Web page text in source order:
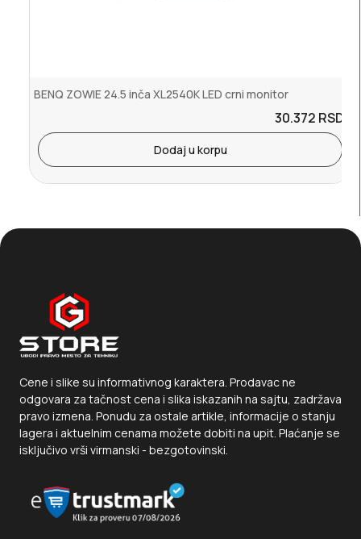
BENQ ZOWIE 24.5 inča XL2540K LED crni monitor
30.372 RSD.
Dodaj u korpu
Cene i slike su informativnog karaktera. Prodavac ne
odgovara za tačnost cena i slika iskazanih na sajtu, zadržava
pravo izmena. Ponudu za ostale artikle, informacije o stanju
lagera i aktuelnim cenama možete dobiti na upit. Plaćanje se
isključivo vrši virmanski - bezgotovinski.